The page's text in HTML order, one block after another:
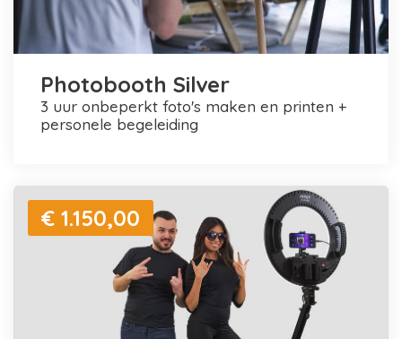
Photobooth Silver
3 uur onbeperkt foto's maken en printen +
personele begeleiding
€ 1.150,00